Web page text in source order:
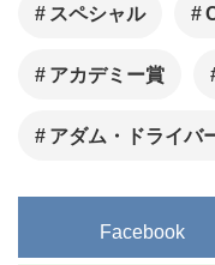
スペシャル
アカデミー賞
アダム・ドライバ
Facebook